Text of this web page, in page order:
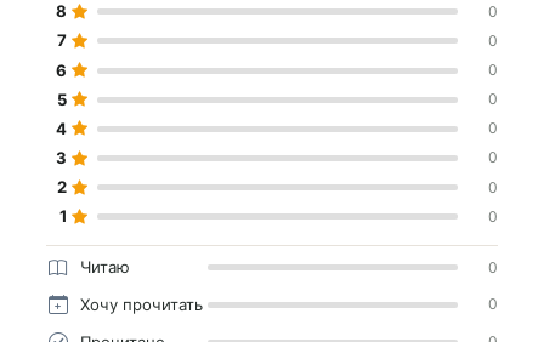
8 0
7 0
6 0
5 0
4 0
3 0
2 0
1 0
Читаю 0
Хочу прочитать 0